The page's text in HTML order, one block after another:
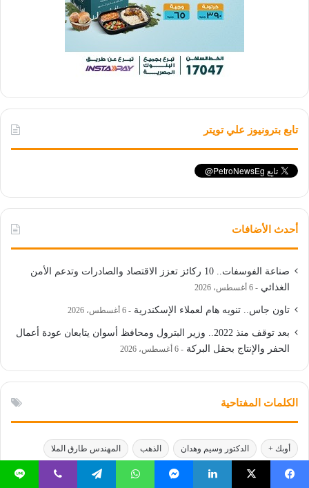
تابع بترونيوز علي تويتر
أحدث الأضافات
صناعة الفوسفات.. 10 ركائز تعزز الاقتصاد والصادرات وتدعم الأمن
الغذائي
6 أغسطس، 2026
تاون جاس.. تنويه هام لعملاء الإسكندرية 6 أغسطس، 2026
بعد توقف منذ 2022.. وزير البترول ومحافظ أسوان يتابعان عودة أعمال
الحفر والإنتاج بحقل البركة
6 أغسطس، 2026
الكلمات المفتاحية
أوبك + الدكتور وسيم وهدان الذهب المهندس طارق الملا
المهندس كريم بدوي وزير البترول بتروتريد تاون جاس